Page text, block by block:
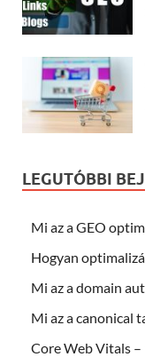
LEGUTÓBBI
Mi az a GEO
Hogyan
Mi az a domain
Mi az a canonical
Core Web Vitals